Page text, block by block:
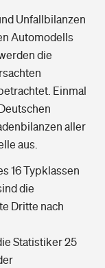
Unfallbilanzen
Automodells
die
Einmal
aller
aus.
16 Typklassen
die
Dritte nach
Statistiker 25